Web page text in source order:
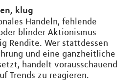
klug
Handeln, fehlende
blinder Aktionismus
Rendite. Wer stattdessen
und eine ganzheitliche
handelt vorausschauend
Trends zu reagieren.